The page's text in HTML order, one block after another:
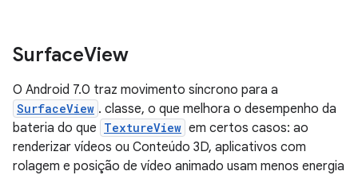
SurfaceView
O Android 7.0 traz movimento síncrono para a
SurfaceView . classe, o que melhora o desempenho da
bateria do que TextureView em certos casos: ao
renderizar vídeos ou Conteúdo 3D, aplicativos com
rolagem e posição de vídeo animado usam menos energia